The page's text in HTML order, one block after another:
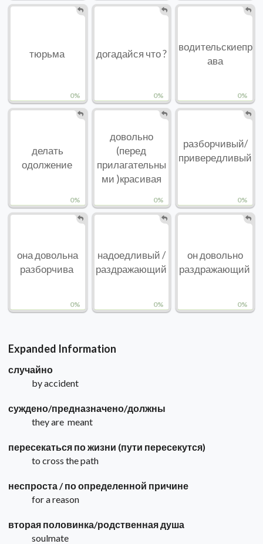
0%
тюрьма
0%
догадайся что ?
0%
водительскиепр
ава
0%
делать
одолжение
0%
довольно
(перед
прилагательны
ми )красивая
0%
разборчивый/
привередливый
0%
она довольна
разборчива
0%
надоедливый /
раздражающий
0%
он довольно
раздражающий
Expanded Information
случайно
by accident
суждено/предназначено/должны
they are meant
пересекаться по жизни (пути пересекутся)
to cross the path
неспроста / по определенной причине
for a reason
вторая половинка/родственная душа
soulmate